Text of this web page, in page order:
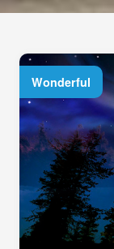
Wonderful